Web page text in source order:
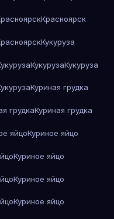
Красноярск
Кукуруза
КукурузаКукуруза
Куриная грудка
грудкаКуриная грудка
яйцоКуриное яйцо
Куриное яйцо
Куриное яйцо
Куриное яйцо